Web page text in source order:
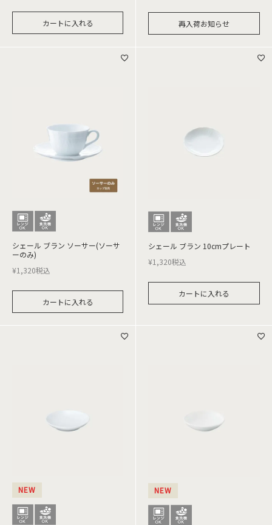
カートに入れる 再入荷お知らせ
シェール ブラン ソーサー(ソーサ
ーのみ)
¥1,320税込
カートに入れる
シェール ブラン 10cmプレート
¥1,320税込
カートに入れる
NEW NEW